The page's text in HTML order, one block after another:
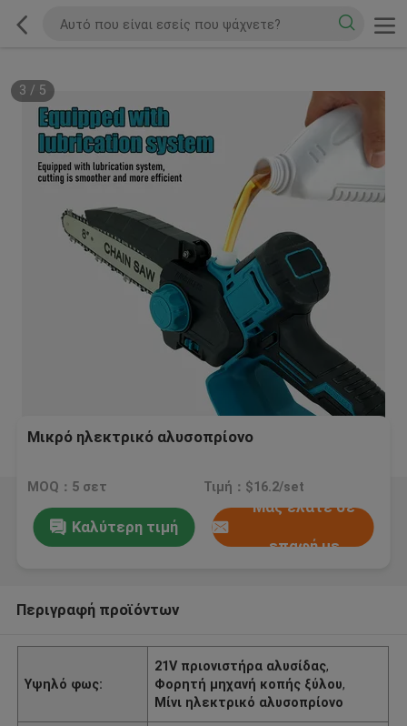
3 / 5
Μικρό ηλεκτρικό αλυσοπρίονο
MOQ：5 σετ Τιμή：$16.2/set
Καλύτερη τιμή
Μας ελάτε σε
επαφή με
Περιγραφή προϊόντων
Υψηλό φως:
21V πριονιστήρα αλυσίδας,
Φορητή μηχανή κοπής ξύλου,
Μίνι ηλεκτρικό αλυσοπρίονο